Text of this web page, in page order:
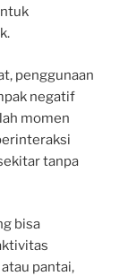
penggunaan
negatif
momen
tanpa
bisa
pantai,